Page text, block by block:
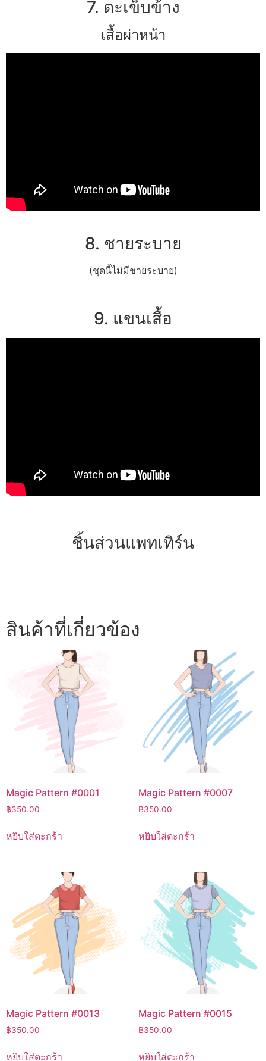
7. ตะเข็บข้าง
เสื้อผ่าหน้า
8. ชายระบาย
(ชุดนี้ไม่มีชายระบาย)
9. แขนเสื้อ
ชิ้นส่วนแพทเทิร์น
สินค้าที่เกี่ยวข้อง
Magic Pattern #0001
฿350.00
หยิบใส่ตะกร้า
Magic Pattern #0007
฿350.00
หยิบใส่ตะกร้า
Magic Pattern #0013
฿350.00
หยิบใส่ตะกร้า
Magic Pattern #0015
฿350.00
หยิบใส่ตะกร้า